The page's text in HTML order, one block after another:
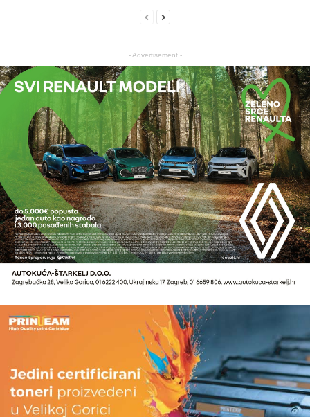
- Advertisement -